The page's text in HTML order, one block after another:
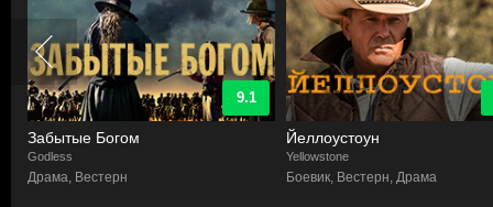
9.1
Забытые Богом
Godless
Драма, Вестерн
Йеллоустоун
Yellowstone
Боевик, Вестерн, Драма